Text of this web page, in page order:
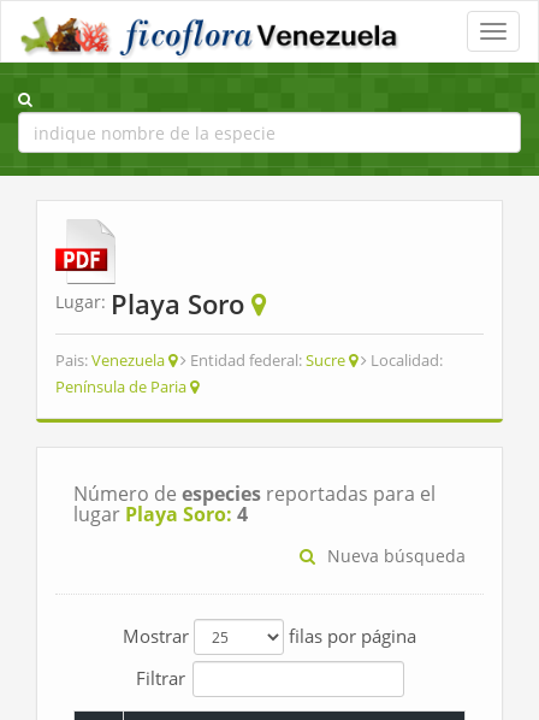
Toggle
Lugar: Playa Soro
Pais:Venezuela Entidad federal:Sucre
Localidad:
Península de Paria
Número de especies reportadas para el
lugar Playa Soro: 4
Nueva búsqueda
Mostrar
filas por página
Filtrar